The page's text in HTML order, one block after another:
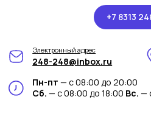
+7 8313 248 248
Пн-пт — с 08:00 до 20:00
Сб.— с 08:00 до 18:00Вс.— с 08:00 до 15:00